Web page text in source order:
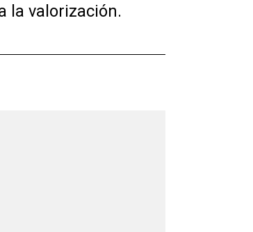
la valorización.